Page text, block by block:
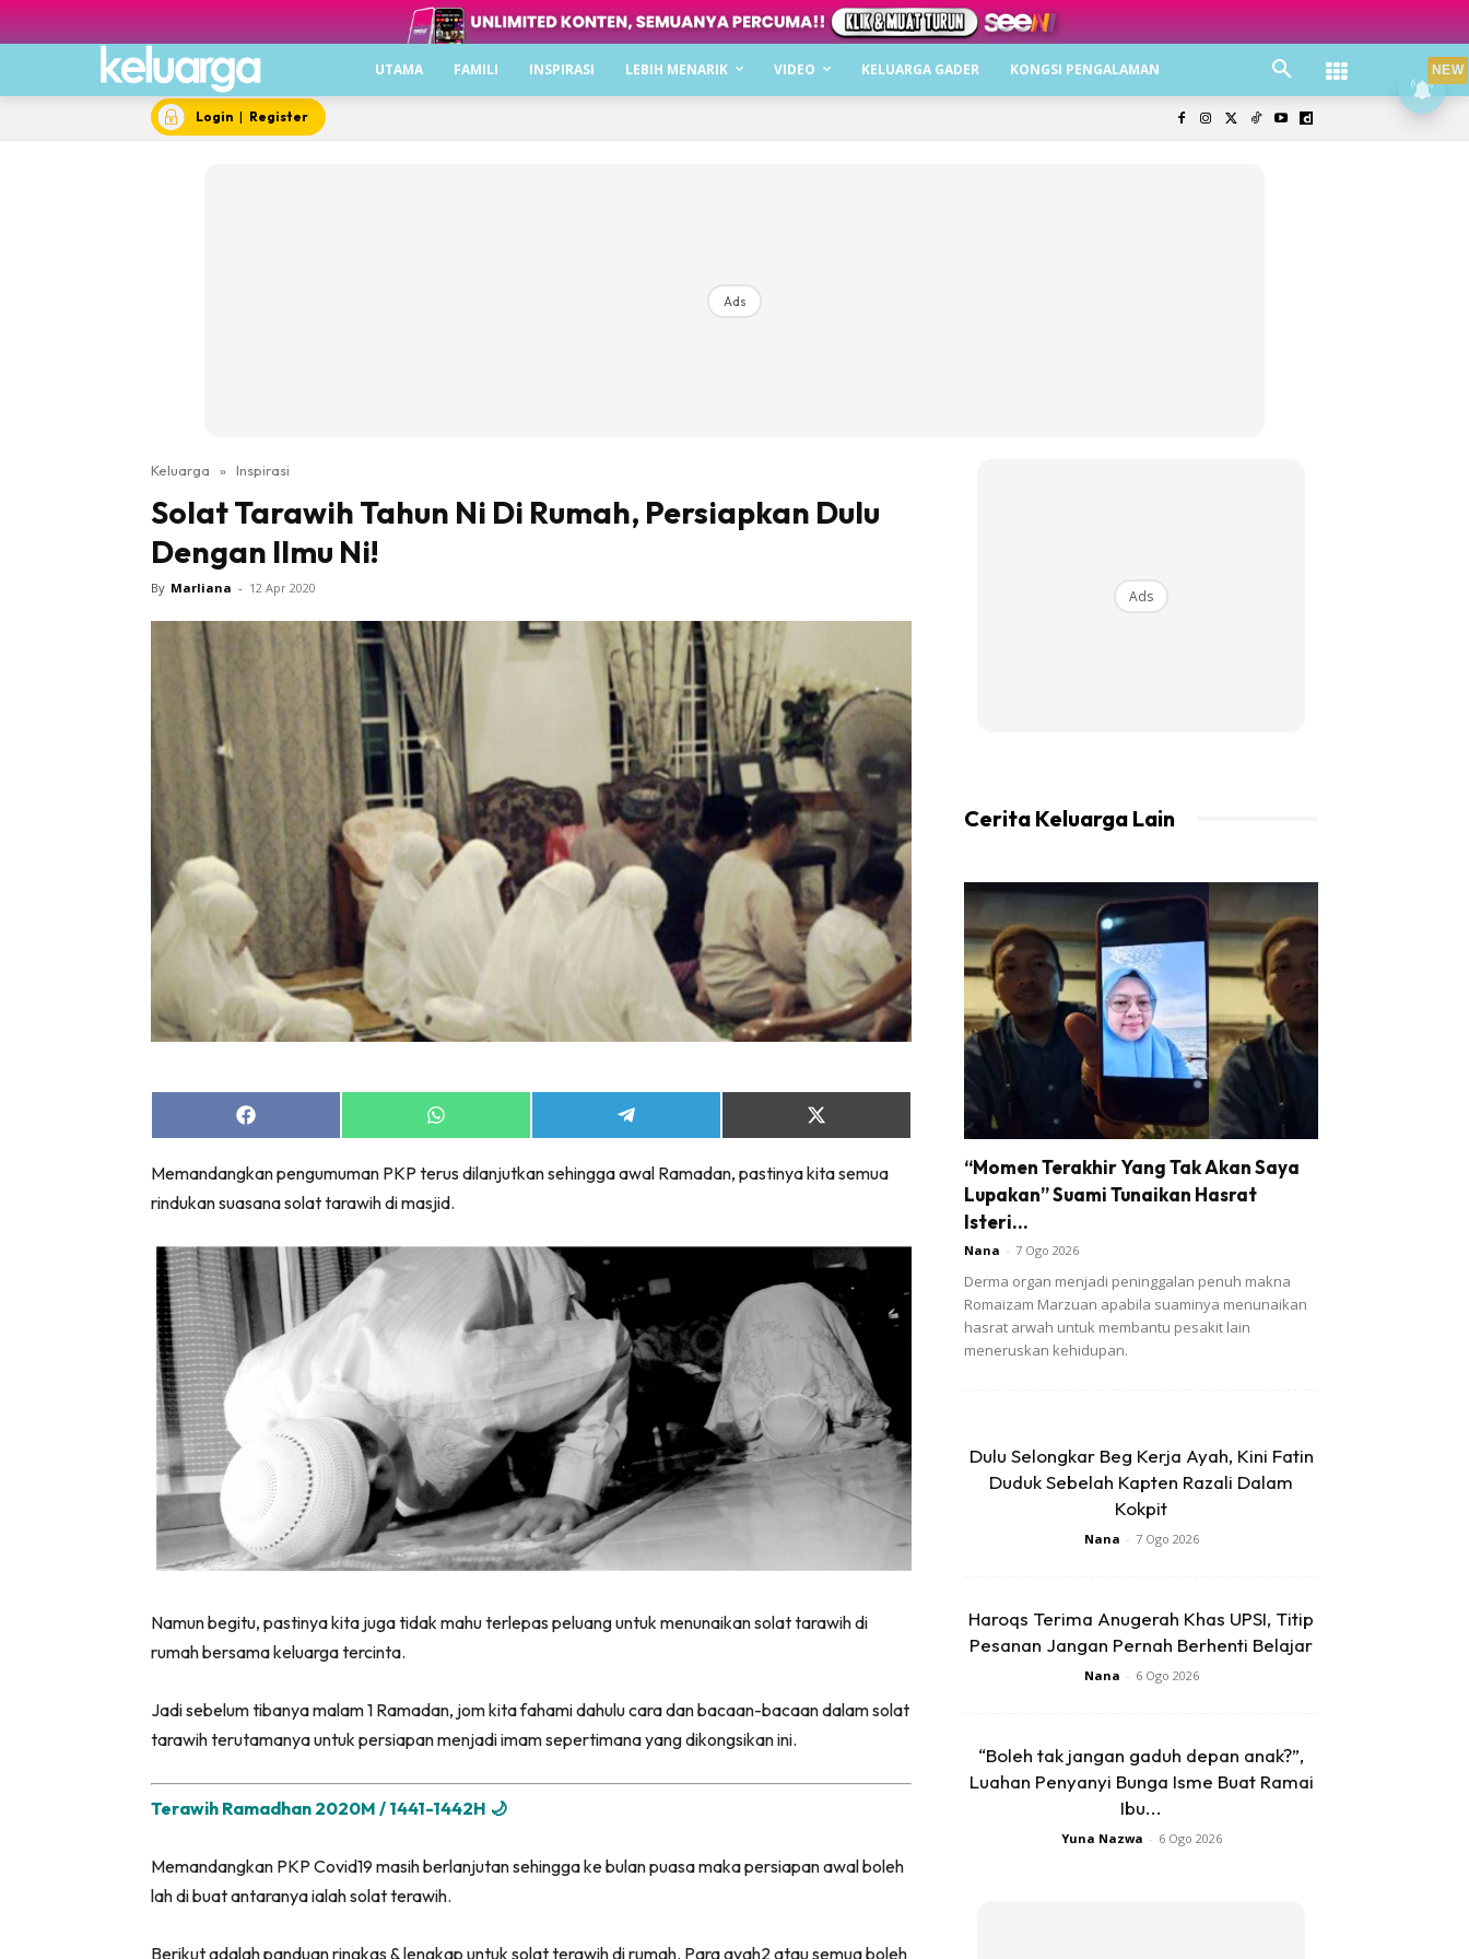
UTAMA FAMILI INSPIRASI LEBIH MENARIK VIDEO KELUARGA GADER KONGSI PENGALAMAN
Login | Register
Ads
Keluarga » Inspirasi
Solat Tarawih Tahun Ni Di Rumah, Persiapkan Dulu
Dengan Ilmu Ni!
By Marliana - 12 Apr 2020
Share
on
Share
on
Share
on
Share
on
(Twitter)
Memandangkan pengumuman PKP terus dilanjutkan sehingga awal Ramadan, pastinya kita semua
rindukan suasana solat tarawih di masjid.
Namun begitu, pastinya kita juga tidak mahu terlepas peluang untuk menunaikan solat tarawih di
rumah bersama keluarga tercinta.
Jadi sebelum tibanya malam 1 Ramadan, jom kita fahami dahulu cara dan bacaan-bacaan dalam solat
tarawih terutamanya untuk persiapan menjadi imam sepertimana yang dikongsikan ini.
Terawih Ramadhan 2020M / 1441-1442H 🌙
Memandangkan PKP Covid19 masih berlanjutan sehingga ke bulan puasa maka persiapan awal boleh
lah di buat antaranya ialah solat terawih.
Berikut adalah panduan ringkas & lengkap untuk solat terawih di rumah. Para ayah2 atau semua boleh
Ads
Cerita Keluarga Lain
“Momen Terakhir Yang Tak Akan Saya
Lupakan” Suami Tunaikan Hasrat
Isteri...
Nana - 7 Ogo 2026
Derma organ menjadi peninggalan penuh makna
Romaizam Marzuan apabila suaminya menunaikan
hasrat arwah untuk membantu pesakit lain
meneruskan kehidupan.
Dulu Selongkar Beg Kerja Ayah, Kini Fatin
Duduk Sebelah Kapten Razali Dalam
Kokpit
Nana - 7 Ogo 2026
Haroqs Terima Anugerah Khas UPSI, Titip
Pesanan Jangan Pernah Berhenti Belajar
Nana - 6 Ogo 2026
“Boleh tak jangan gaduh depan anak?”,
Luahan Penyanyi Bunga Isme Buat Ramai
Ibu...
Yuna Nazwa - 6 Ogo 2026
NEW